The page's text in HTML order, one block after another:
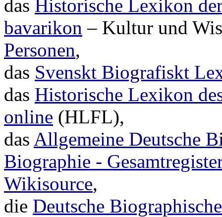
das Historische Lexikon
bavarikon – Kultur und
Personen,
das Svenskt Biografiskt
das Historische Lexikon
online (HLFL),
das Allgemeine Deutsche
Biographie -
Wikisource,
die Deutsche